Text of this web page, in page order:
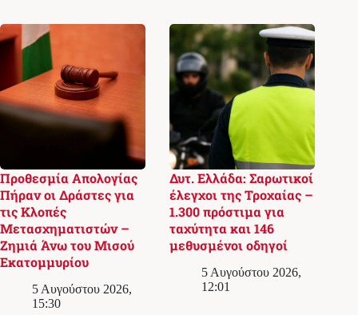
Προθεσμία Απολογίας
Πήραν οι Δράστες για
τις Κλοπές
Μετασχηματιστών –
Ζημιά Άνω του Μισού
Εκατομμυρίου
5 Αυγούστου 2026,
15:30
Δυτ. Ελλάδα: Σαρωτικοί
έλεγχοι της Τροχαίας –
1.300 πρόστιμα για
ταχύτητα και 146
μεθυσμένοι οδηγοί
5 Αυγούστου 2026,
12:01